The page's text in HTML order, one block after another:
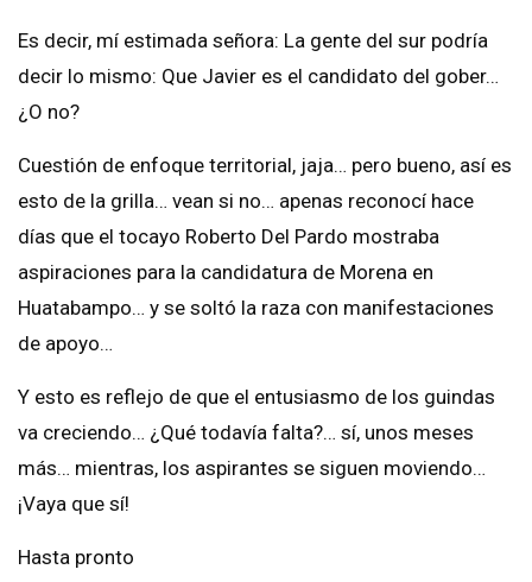
Es decir, mí estimada señora: La gente del sur podría
decir lo mismo: Que Javier es el candidato del gober…
¿O no?
Cuestión de enfoque territorial, jaja… pero bueno, así es
esto de la grilla… vean si no… apenas reconocí hace
días que el tocayo Roberto Del Pardo mostraba
aspiraciones para la candidatura de Morena en
Huatabampo… y se soltó la raza con manifestaciones
de apoyo…
Y esto es reflejo de que el entusiasmo de los guindas
va creciendo… ¿Qué todavía falta?… sí, unos meses
más… mientras, los aspirantes se siguen moviendo…
¡Vaya que sí!
Hasta pronto